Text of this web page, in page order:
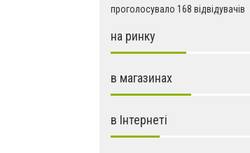
проголосувало 168 відвідувачів
на ринку
в магазинах
в Інтернеті